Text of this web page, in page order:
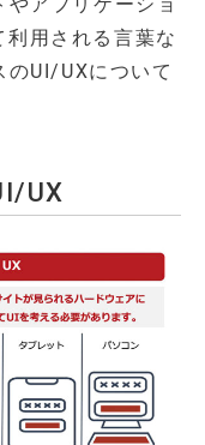
用される言葉な
のUI/UXについて
UX